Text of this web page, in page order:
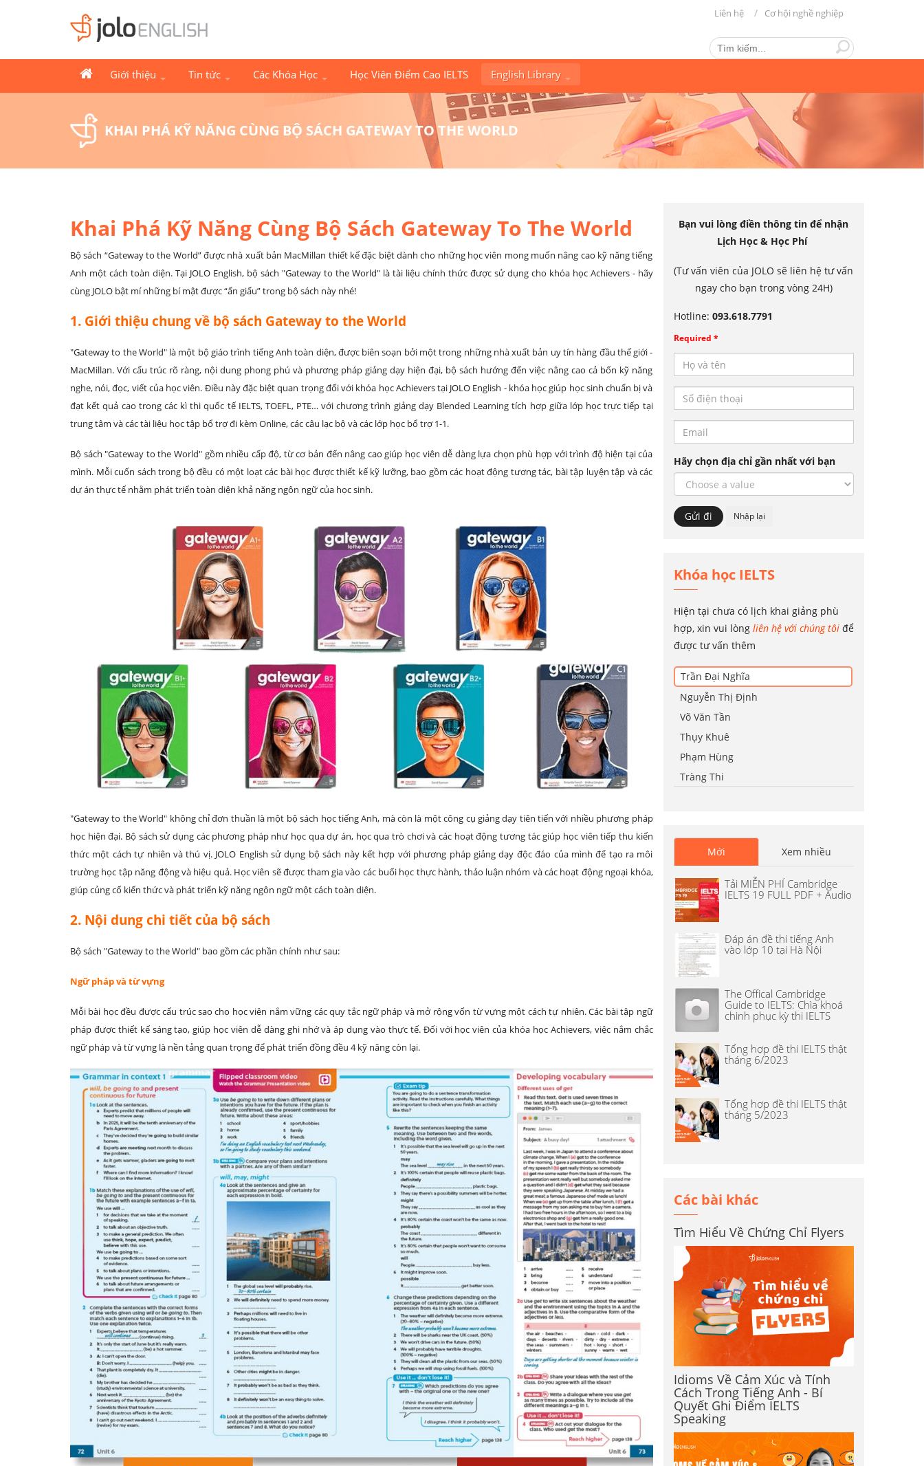
Liên hệ Cơ hội nghề nghiệp
Giới thiệu Tin tức Các Khóa Học Học Viên Điểm Cao IELTS English Library
KHAI PHÁ KỸ NĂNG CÙNG BỘ SÁCH GATEWAY TO THE WORLD
Khai Phá Kỹ Năng Cùng Bộ Sách Gateway To The World
Bộ sách “Gateway to the World” được nhà xuất bản MacMillan thiết kế đặc biệt dành cho những học viên mong muốn nâng cao kỹ năng tiếng
Anh một cách toàn diện. Tại JOLO English, bộ sách "Gateway to the World" là tài liệu chính thức được sử dụng cho khóa học Achievers - hãy
cùng JOLO bật mí những bí mật được “ẩn giấu” trong bộ sách này nhé!
1. Giới thiệu chung về bộ sách Gateway to the World
"Gateway to the World" là một bộ giáo trình tiếng Anh toàn diện, được biên soạn bởi một trong những nhà xuất bản uy tín hàng đầu thế giới -
MacMillan. Với cấu trúc rõ ràng, nội dung phong phú và phương pháp giảng dạy hiện đại, bộ sách hướng đến việc nâng cao cả bốn kỹ năng
nghe, nói, đọc, viết của học viên. Điều này đặc biệt quan trọng đối với khóa học Achievers tại JOLO English - khóa học giúp học sinh chuẩn bị và
đạt kết quả cao trong các kì thi quốc tế IELTS, TOEFL, PTE… với chương trình giảng dạy Blended Learning tích hợp giữa lớp học trực tiếp tại
trung tâm và các tài liệu học tập bổ trợ đi kèm Online, các câu lạc bộ và các lớp học bổ trợ 1-1.
Bộ sách "Gateway to the World" gồm nhiều cấp độ, từ cơ bản đến nâng cao giúp học viên dễ dàng lựa chọn phù hợp với trình độ hiện tại của
mình. Mỗi cuốn sách trong bộ đều có một loạt các bài học được thiết kế kỹ lưỡng, bao gồm các hoạt động tương tác, bài tập luyện tập và các
dự án thực tế nhằm phát triển toàn diện khả năng ngôn ngữ của học sinh.
"Gateway to the World" không chỉ đơn thuần là một bộ sách học tiếng Anh, mà còn là một công cụ giảng dạy tiên tiến với nhiều phương pháp
học hiện đại. Bộ sách sử dụng các phương pháp như học qua dự án, học qua trò chơi và các hoạt động tương tác giúp học viên tiếp thu kiến
thức một cách tự nhiên và thú vị. JOLO English sử dụng bộ sách này kết hợp với phương pháp giảng dạy độc đáo của mình để tạo ra môi
trường học tập năng động và hiệu quả. Học viên sẽ được tham gia vào các buổi học thực hành, thảo luận nhóm và các hoạt động ngoại khóa,
giúp củng cố kiến thức và phát triển kỹ năng ngôn ngữ một cách toàn diện.
2. Nội dung chi tiết của bộ sách
Bộ sách "Gateway to the World" bao gồm các phần chính như sau:
Ngữ pháp và từ vựng
Mỗi bài học đều được cấu trúc sao cho học viên nắm vững các quy tắc ngữ pháp và mở rộng vốn từ vựng một cách tự nhiên. Các bài tập ngữ
pháp được thiết kế sáng tạo, giúp học viên dễ dàng ghi nhớ và áp dụng vào thực tế. Đối với học viên của khóa học Achievers, việc nắm chắc
ngữ pháp và từ vựng là nền tảng quan trọng để phát triển đồng đều 4 kỹ năng còn lại.
Bạn vui lòng điền thông tin để nhận
Lịch Học & Học Phí
(Tư vấn viên của JOLO sẽ liên hệ tư vấn
ngay cho bạn trong vòng 24H)
Hotline: 093.618.7791
Required *
Hãy chọn địa chỉ gần nhất với bạn
Khóa học IELTS
Hiện tại chưa có lịch khai giảng phù
hợp, xin vui lòng liên hệ với chúng tôiđể
được tư vấn thêm
Trần Đại Nghĩa
Nguyễn Thị Định
Võ Văn Tần
Thụy Khuê
Phạm Hùng
Tràng Thi
Mới Xem nhiều
Tải MIỄN PHÍ Cambridge
IELTS 19 FULL PDF + Audio
Đáp án đề thi tiếng Anh
vào lớp 10 tại Hà Nội
The Offical Cambridge
Guide to IELTS: Chìa khoá
chinh phục kỳ thi IELTS
Tổng hợp đề thi IELTS thật
tháng 6/2023
Tổng hợp đề thi IELTS thật
tháng 5/2023
Các bài khác
Tìm Hiểu Về Chứng Chỉ Flyers
Idioms Về Cảm Xúc và Tính
Cách Trong Tiếng Anh - Bí
Quyết Ghi Điểm IELTS
Speaking